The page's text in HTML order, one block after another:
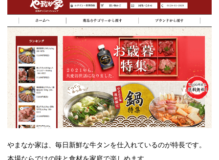
やまなか家は、毎日新鮮な牛タンを仕入れているのが特長です。